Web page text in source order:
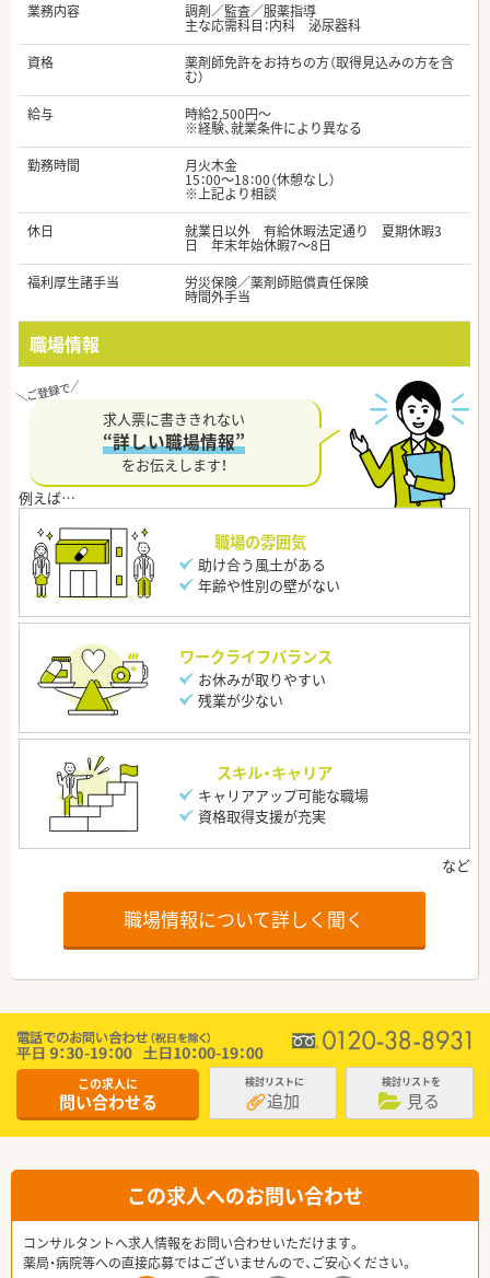
業務内容
調剤／監査／服薬指導
主な応需科目：内科 泌尿器科
資格
薬剤師免許をお持ちの方（取得見込みの方を含
む）
給与
時給2,500円～
※経験、就業条件により異なる
勤務時間
月火木金
15：00～18：00（休憩なし）
※上記より相談
休日
就業日以外 有給休暇法定通り 夏期休暇3
日 年末年始休暇7～8日
福利厚生諸手当
労災保険／薬剤師賠償責任保険
時間外手当
職場情報
求人票に書ききれない
“詳しい職場情報”
をお伝えします！
職場の雰囲気
助け合う風土がある
年齢や性別の壁がない
ワークライフバランス
お休みが取りやすい
残業が少ない
スキル・キャリア
キャリアアップ可能な職場
資格取得支援が充実
職場情報について詳しく聞く
この求人に
問い合わせる
検討リストに
追加
検討リストを
見る
この求人へのお問い合わせ
コンサルタントへ求人情報をお問い合わせいただけます。
薬局・病院等への直接応募ではございませんので、ご安心ください。